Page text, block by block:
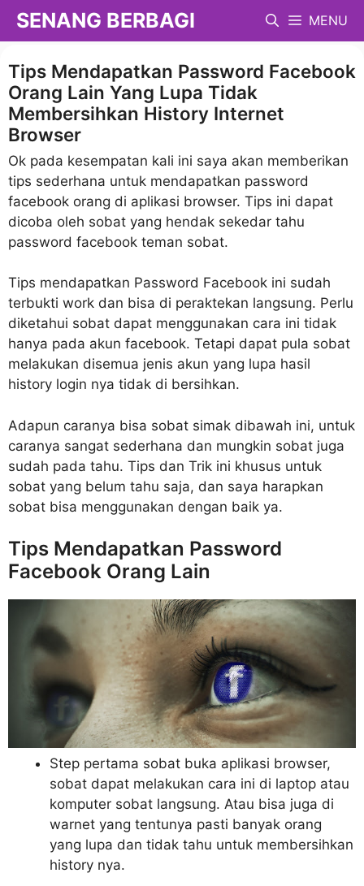
Langsung
SENANG BERBAGI MENU
Tips Mendapatkan Password Facebook
Orang Lain Yang Lupa Tidak
Membersihkan History Internet
Browser
Ok pada kesempatan kali ini saya akan memberikan
tips sederhana untuk mendapatkan password
facebook orang di aplikasi browser. Tips ini dapat
dicoba oleh sobat yang hendak sekedar tahu
password facebook teman sobat.
Tips mendapatkan Password Facebook ini sudah
terbukti work dan bisa di peraktekan langsung. Perlu
diketahui sobat dapat menggunakan cara ini tidak
hanya pada akun facebook. Tetapi dapat pula sobat
melakukan disemua jenis akun yang lupa hasil
history login nya tidak di bersihkan.
Adapun caranya bisa sobat simak dibawah ini, untuk
caranya sangat sederhana dan mungkin sobat juga
sudah pada tahu. Tips dan Trik ini khusus untuk
sobat yang belum tahu saja, dan saya harapkan
sobat bisa menggunakan dengan baik ya.
Tips Mendapatkan Password
Facebook Orang Lain
Step pertama sobat buka aplikasi browser,
sobat dapat melakukan cara ini di laptop atau
komputer sobat langsung. Atau bisa juga di
warnet yang tentunya pasti banyak orang
yang lupa dan tidak tahu untuk membersihkan
history nya.